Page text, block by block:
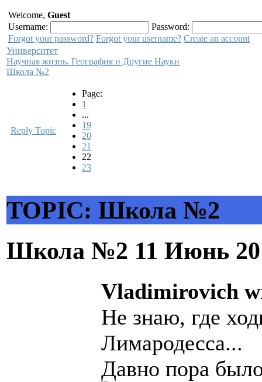
Welcome, Guest
Username:
Password:
Forgot your password? Forgot your username? Create an account
Университет
Научная жизнь. География и Другие Науки
Школа №2
Reply Topic
Page:
1
...
19
20
21
22
23
TOPIC: Школа №2
Школа №2 11 Июнь
Vladimirovich
Не знаю, где
Лимародесса...
Давно пора